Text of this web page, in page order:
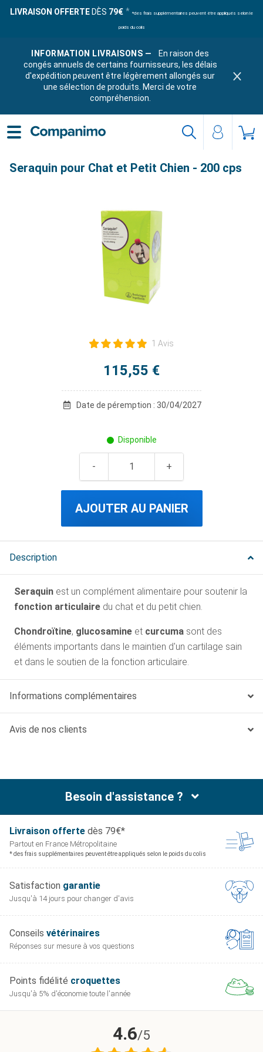
LIVRAISON OFFERTE DÈS 79€ *des frais supplémentaires peuvent être appliqués selon le
poids du colis
INFORMATION LIVRAISONS —
En raison des
congés annuels de certains fournisseurs, les délais
d'expédition peuvent être légèrement allongés sur
une sélection de produits. Merci de votre
compréhension.
Seraquin pour Chat et Petit Chien - 200 cps
1 Avis
115,55 €
Date de péremption : 30/04/2027
Disponible
AJOUTER AU PANIER
Description
Seraquin est un complément alimentaire pour soutenir la
fonction articulaire du chat et du petit chien.
Chondroïtine, glucosamine et curcuma sont des
éléments importants dans le maintien d'un cartilage sain
et dans le soutien de la fonction articulaire.
Informations complémentaires
Avis de nos clients
Besoin d'assistance ?
Livraison offerte dès 79€*
Partout en France Métropolitaine
* des frais supplémentaires peuvent être appliqués selon le poids du colis
Satisfaction garantie
Jusqu'à 14 jours pour changer d'avis
Conseils vétérinaires
Réponses sur mesure à vos questions
Points fidélité croquettes
Jusqu'à 5% d'économie toute l'année
4.6/5